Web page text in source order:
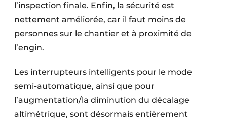
l’inspection finale. Enfin, la sécurité est
nettement améliorée, car il faut moins de
personnes sur le chantier et à proximité de
l’engin.
Les interrupteurs intelligents pour le mode
semi-automatique, ainsi que pour
l’augmentation/la diminution du décalage
altimétrique, sont désormais entièrement